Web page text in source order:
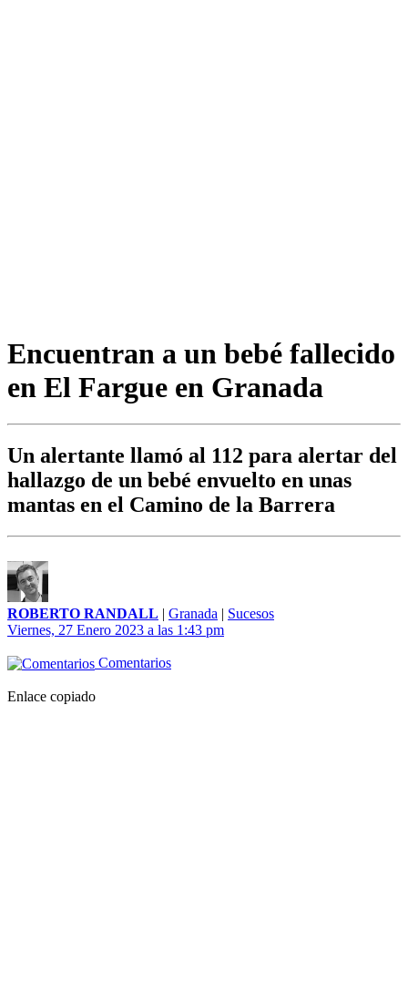
Encuentran a un bebé fallecido
en El Fargue en Granada
Un alertante llamó al 112 para alertar del
hallazgo de un bebé envuelto en unas
mantas en el Camino de la Barrera
ROBERTO RANDALL | Granada | Sucesos
Viernes, 27 Enero 2023 a las 1:43 pm
Comentarios
Enlace copiado